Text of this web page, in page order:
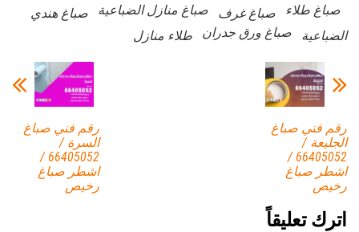
صباغ طلاء
صباغ غرف صباغ منازل الضباعية
صباغ هندي
الضباعية
صباغ ورق جدران طلاء منازل
رقم فني صباغ
السرة /
66405052 /
اشطر صباغ
رخيص
رقم فني صباغ
الجليعة /
66405052 /
اشطر صباغ
رخيص
اترك تعليقاً